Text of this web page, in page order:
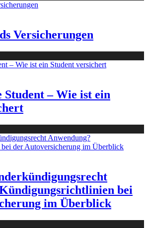
Versicherungen
Student – Wie ist ein
bei
im Überblick